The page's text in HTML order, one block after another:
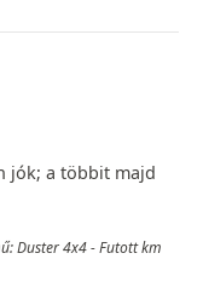
jók; a többit majd
Duster 4x4 - Futott km